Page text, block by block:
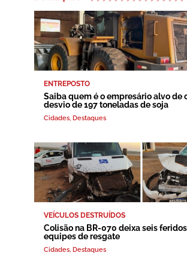
ENTREPOSTO
Saiba quem é o empresário alvo de
desvio de 197 toneladas de soja
Cidades, Destaques
VEÍCULOS DESTRUÍDOS
Colisão na BR-070 deixa seis
equipes de resgate
Cidades, Destaques